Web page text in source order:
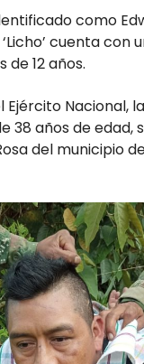
como
‘Licho’ cuenta
de 12 años.
Ejército Nacional,
38 años de edad,
del municipio